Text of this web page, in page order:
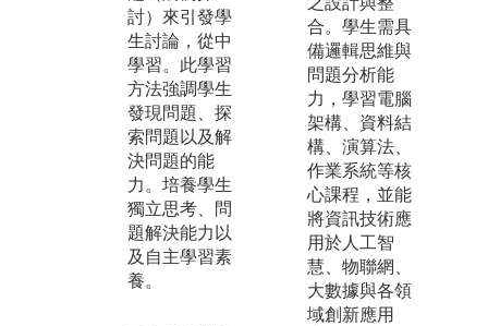
討）來引發學
生討論，從中
學習。此學習
方法強調學生
發現問題、探
索問題以及解
決問題的能
力。培養學生
獨立思考、問
題解決能力以
及自主學習素
養。
證照課程訓
練，讓同學在
校時就能夠學
習多項實用臨
床工具，接軌
臨床工作，提
升專業素養與
實作能力。
圖解:多項證照
課程與業師教
學，為未來執
業接軌
合。學生需具
備邏輯思維與
問題分析能
力，學習電腦
架構、資料結
構、演算法、
作業系統等核
心課程，並能
將資訊技術應
用於人工智
慧、物聯網、
大數據與各領
域創新應用